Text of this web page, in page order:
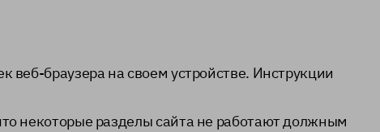
браузера на своем устройстве. Инструкции
некоторые разделы сайта не работают должным